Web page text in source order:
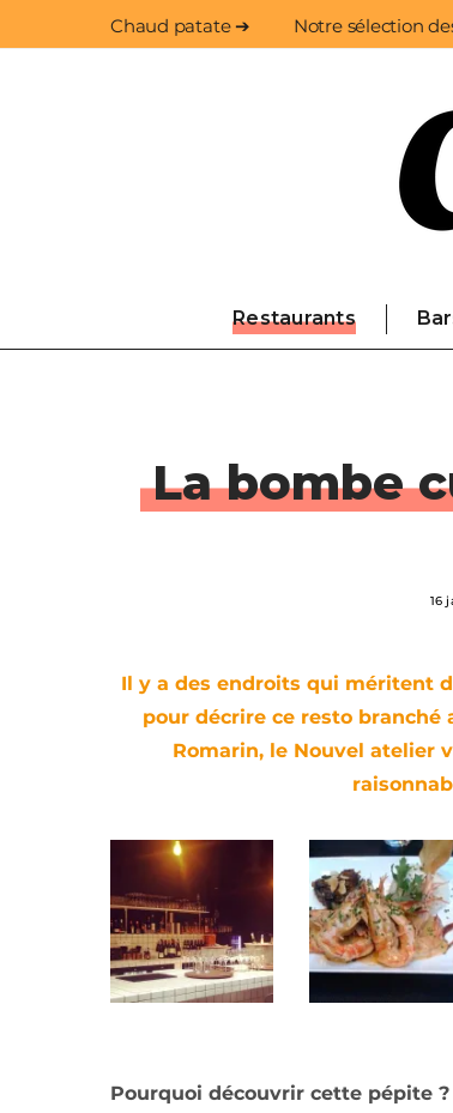
Chaud patate ➔ Notre sélection
Restaurants
La bombe
16
Il y a des endroits qui méritent
pour décrire ce resto branché
Romarin, le Nouvel atelier
Pourquoi découvrir cette pépite ?